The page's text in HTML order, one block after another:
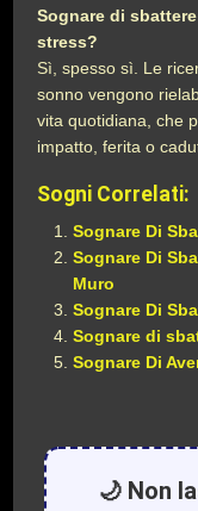
Sognare di
stress?
Sì, spesso sì. Le
sonno vengono
vita quotidiana, che
impatto, ferita o
Sogni Correlati:
Sognare Di
Sognare Di
Muro
Sognare Di
Sognare di
Sognare Di
🌙 Non